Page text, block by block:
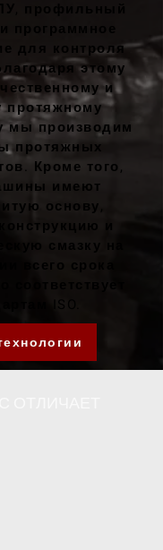
программное
для контроля
этому
и
протяжному
мы производим
протяжных
Кроме того,
имеют
основу,
и
смазку на